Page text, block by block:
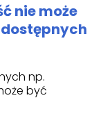
nie może
np.
być